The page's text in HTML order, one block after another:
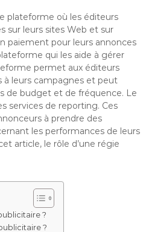
plateforme où les éditeurs
sur leurs sites Web et sur
paiement pour leurs annonces
qui les aide à gérer
permet aux éditeurs
à leurs campagnes et peut
de budget et de fréquence. Le
services de reporting. Ces
à prendre des
les performances de leurs
article, le rôle d’une régie
?
?